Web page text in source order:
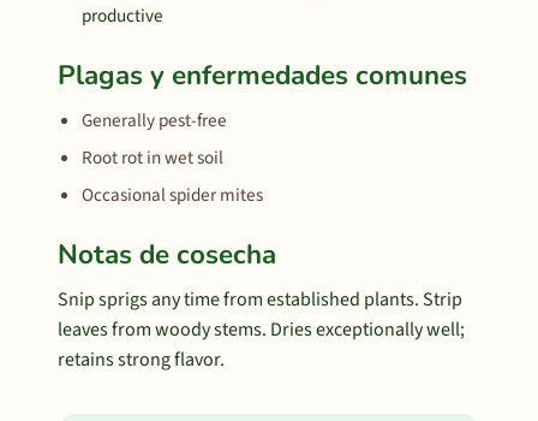
productive
Plagas y enfermedades comunes
Generally pest-free
Root rot in wet soil
Occasional spider mites
Notas de cosecha
Snip sprigs any time from established plants. Strip
leaves from woody stems. Dries exceptionally well;
retains strong flavor.